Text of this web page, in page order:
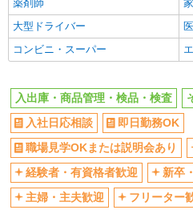
年間休日120日以上
短期（3ヶ月以内）
昼
髪型・髪色自由
食堂・売店あり
バイク通勤OK
残業ほぼなし
転勤なし
薬剤師
大型ドライバー
コンビニ・スーパー
入出庫・商品管理・検品・検査
入社日応相談
即日勤務OK
職場見学OKまたは説明会あり
経験者・有資格者歓迎
新卒
主婦・主夫歓迎
フリーター